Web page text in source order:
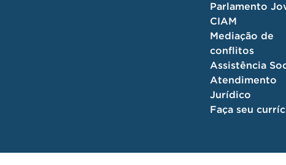
Parlamento
CIAM
Mediação de
conflitos
Assistência
Atendimento
Jurídico
Faça seu